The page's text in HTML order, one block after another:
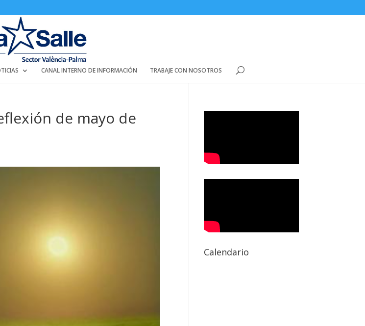
CANAL INTERNO DE INFORMACIÓN TRABAJE CON NOSOTROS
de mayo de
Calendario